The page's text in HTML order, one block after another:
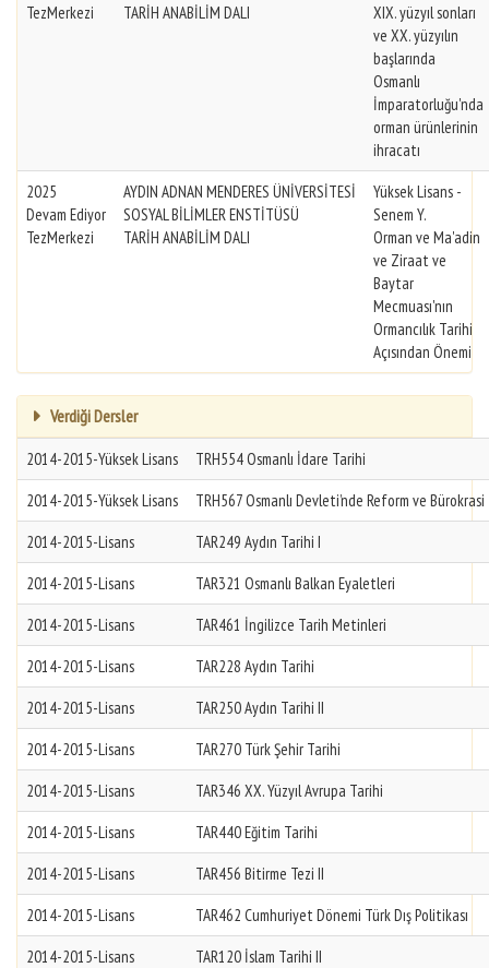
TezMerkezi TARİH ANABİLİM DALI
XIX. yüzyıl sonları
ve XX. yüzyılın
başlarında
Osmanlı
İmparatorluğu'nda
orman ürünlerinin
ihracatı
2025
Devam Ediyor
TezMerkezi
AYDIN ADNAN MENDERES ÜNİVERSİTESİ
SOSYAL BİLİMLER ENSTİTÜSÜ
TARİH ANABİLİM DALI
Yüksek Lisans -
Senem Y.
Orman ve Ma'adin
ve Ziraat ve
Baytar
Mecmuası'nın
Ormancılık Tarihi
Açısından Önemi
Verdiği Dersler
2014-2015-Yüksek Lisans
TRH554 Osmanlı İdare Tarihi
2014-2015-Yüksek Lisans
TRH567 Osmanlı Devleti’nde Reform ve Bürokrasi
2014-2015-Lisans
TAR249 Aydın Tarihi I
2014-2015-Lisans
TAR321 Osmanlı Balkan Eyaletleri
2014-2015-Lisans
TAR461 İngilizce Tarih Metinleri
2014-2015-Lisans
TAR228 Aydın Tarihi
2014-2015-Lisans
TAR250 Aydın Tarihi II
2014-2015-Lisans
TAR270 Türk Şehir Tarihi
2014-2015-Lisans
TAR346 XX. Yüzyıl Avrupa Tarihi
2014-2015-Lisans
TAR440 Eğitim Tarihi
2014-2015-Lisans
TAR456 Bitirme Tezi II
2014-2015-Lisans
TAR462 Cumhuriyet Dönemi Türk Dış Politikası
2014-2015-Lisans
TAR120 İslam Tarihi II